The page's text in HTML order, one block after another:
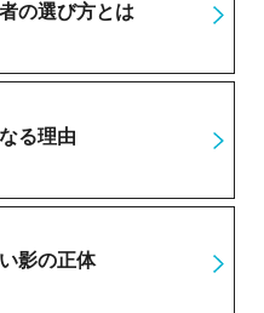
の選び方とは
る理由
影の正体